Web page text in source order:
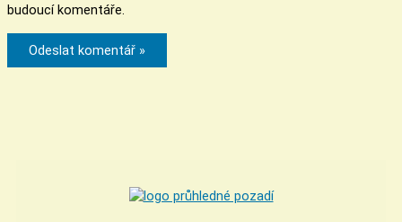
budoucí komentáře.